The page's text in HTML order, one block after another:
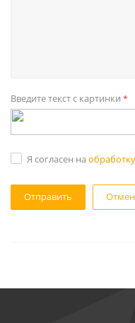
Введите текст с картинки *
Я согласен на